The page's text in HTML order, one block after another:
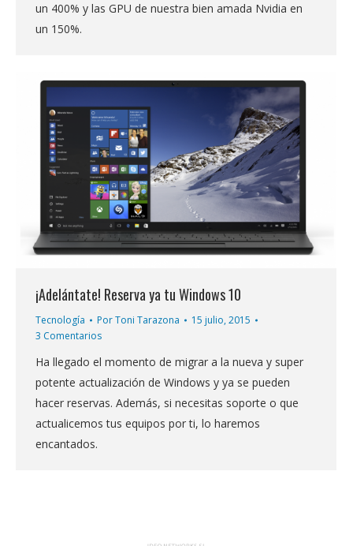
un 400% y las GPU de nuestra bien amada Nvidia en
un 150%.
¡Adelántate! Reserva ya tu Windows 10
Tecnología PorToni Tarazona
15 julio, 2015
3 Comentarios
Ha llegado el momento de migrar a la nueva y super
potente actualización de Windows y ya se pueden
hacer reservas. Además, si necesitas soporte o que
actualicemos tus equipos por ti, lo haremos
encantados.